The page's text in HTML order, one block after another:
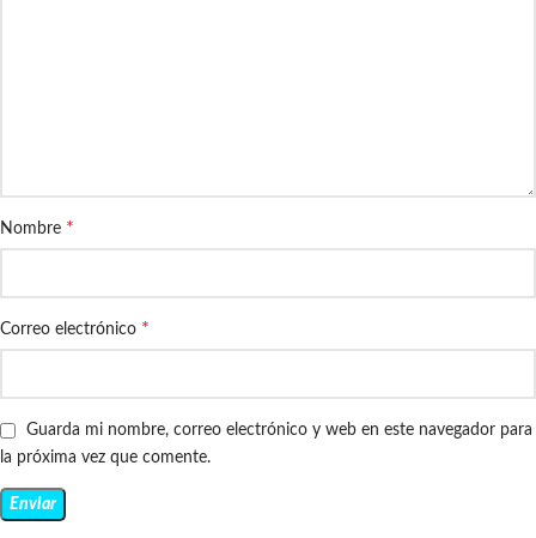
Nombre *
Correo electrónico *
Guarda mi nombre, correo electrónico y web en este navegador para
la próxima vez que comente.